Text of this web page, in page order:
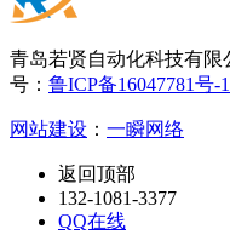
青岛若贤自动化科技有限
号： 鲁ICP备16047781号-1
网站建设 ： 一瞬网络
返回顶部
132-1081-3377
QQ在线